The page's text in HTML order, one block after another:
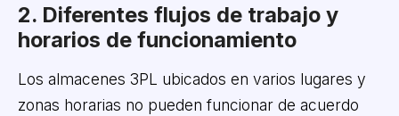
2. Diferentes flujos de trabajo y
horarios de funcionamiento
Los almacenes 3PL ubicados en varios lugares y
zonas horarias no pueden funcionar de acuerdo